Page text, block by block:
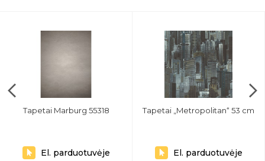
Tapetai Marburg 55318
El. parduotuvėje
Tapetai „Metropolitan“ 53 cm
El. parduotuvėje